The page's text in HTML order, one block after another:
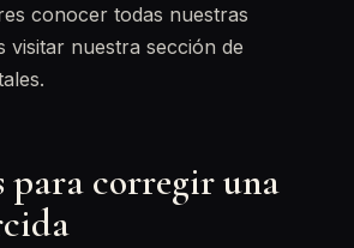
conocer todas nuestras
visitar nuestra sección de
para corregir una